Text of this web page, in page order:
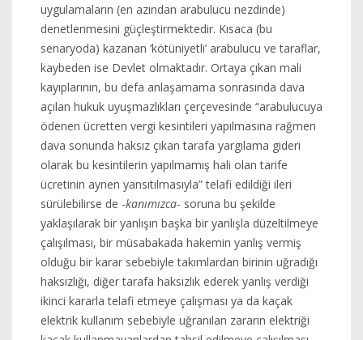
uygulamaların (en azından arabulucu nezdinde)
denetlenmesini güçleştirmektedir. Kısaca (bu
senaryoda) kazanan ‘kötüniyetli’ arabulucu ve taraflar,
kaybeden ise Devlet olmaktadır. Ortaya çıkan mali
kayıplarının, bu defa anlaşamama sonrasında dava
açılan hukuk uyuşmazlıkları çerçevesinde “arabulucuya
ödenen ücretten vergi kesintileri yapılmasına rağmen
dava sonunda haksız çıkan tarafa yargılama gideri
olarak bu kesintilerin yapılmamış hali olan tarife
ücretinin aynen yansıtılmasıyla” telafi edildiği ileri
sürülebilirse de -kanımızca- soruna bu şekilde
yaklaşılarak bir yanlışın başka bir yanlışla düzeltilmeye
çalışılması, bir müsabakada hakemin yanlış vermiş
olduğu bir karar sebebiyle takımlardan birinin uğradığı
haksızlığı, diğer tarafa haksızlık ederek yanlış verdiği
ikinci kararla telafi etmeye çalışması ya da kaçak
elektrik kullanım sebebiyle uğranılan zararın elektriği